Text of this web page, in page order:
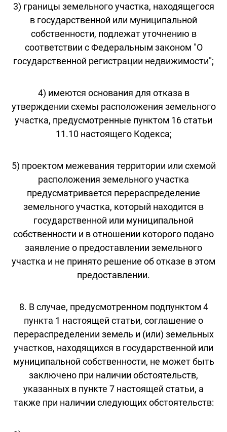
3) границы земельного участка, находящегося
в государственной или муниципальной
собственности, подлежат уточнению в
соответствии с Федеральным законом "О
государственной регистрации недвижимости";
4) имеются основания для отказа в
утверждении схемы расположения земельного
участка, предусмотренные пунктом 16 статьи
11.10 настоящего Кодекса;
5) проектом межевания территории или схемой
расположения земельного участка
предусматривается перераспределение
земельного участка, который находится в
государственной или муниципальной
собственности и в отношении которого подано
заявление о предоставлении земельного
участка и не принято решение об отказе в этом
предоставлении.
8. В случае, предусмотренном подпунктом 4
пункта 1 настоящей статьи, соглашение о
перераспределении земель и (или) земельных
участков, находящихся в государственной или
муниципальной собственности, не может быть
заключено при наличии обстоятельств,
указанных в пункте 7 настоящей статьи, а
также при наличии следующих обстоятельств: